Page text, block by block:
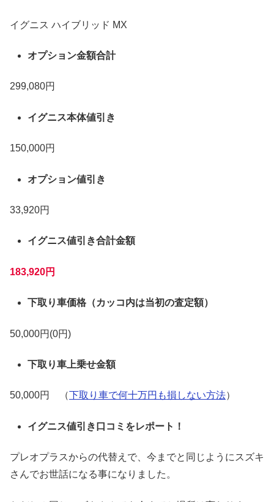
イグニス ハイブリッド MX
オプション金額合計
299,080円
イグニス本体値引き
150,000円
オプション値引き
33,920円
イグニス値引き合計金額
183,920円
下取り車価格（カッコ内は当初の査定額）
50,000円(0円)
下取り車上乗せ金額
50,000円 （下取り車で何十万円も損しない方法）
イグニス値引き口コミをレポート！
プレオプラスからの代替えで、今までと同じようにスズキ
さんでお世話になる事になりました。